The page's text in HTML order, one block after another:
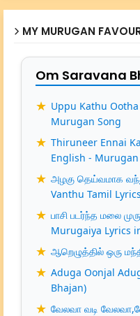
MY MURUGAN
Om Saravana
Uppu Kathu
Murugan Song
Thiruneer Ennai
English - Murugan
அழகு தெய்வமாக
Vanthu Tamil Lyrics
பாசி படர்ந்த மலை
Murugaiya Lyrics
ஆறெழுத்தில் ஒரு
Aduga Oonjal
Bhajan)
வேலவா வடி